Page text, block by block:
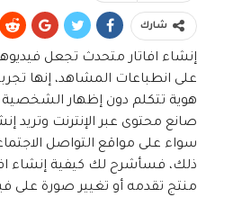
شارك
إنشاء افاتار متحدث تجعل
على انطباعات المشاهد، إنها
هوية تتكلم دون إظهار الشخصية
صانع محتوى عبر الإنترنت وتريد
سواء على مواقع التواصل
ذلك، فسأشرح لك كيفية إنشاء
منتج تقدمه أو تغيير صورة على